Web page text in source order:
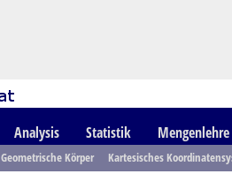
Analysis Statistik Mengenlehre
Geometrische Körper Kartesisches